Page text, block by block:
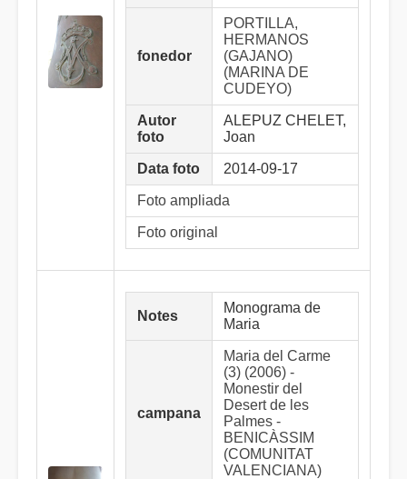
fonedor
PORTILLA,
HERMANOS
(GAJANO)
(MARINA DE
CUDEYO)
Autor
foto
ALEPUZ CHELET,
Joan
Data foto 2014-09-17
Foto ampliada
Foto original
Notes
Monograma de
Maria
campana
Maria del Carme
(3) (2006) -
Monestir del
Desert de les
Palmes -
BENICÀSSIM
(COMUNITAT
VALENCIANA)